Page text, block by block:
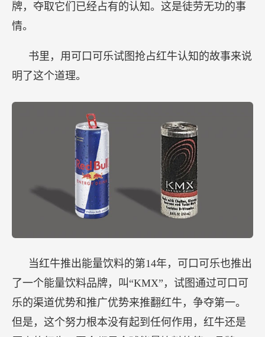
牌，夺取它们已经占有的认知。这是徒劳无功的事
情。
书里，用可口可乐试图抢占红牛认知的故事来说
明了这个道理。
当红牛推出能量饮料的第14年，可口可乐也推出
了一个能量饮料品牌，叫“KMX”，试图通过可口可
乐的渠道优势和推广优势来推翻红牛，争夺第一。
但是，这个努力根本没有起到任何作用，红牛还是